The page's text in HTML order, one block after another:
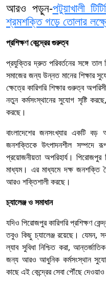
আরও পড়ুন-পটুয়াখালী
শ্রমশক্তি গড়ে তোলার
প্রশিক্ষণ কেন্দ্রের গুরুত্ব
প্রযুক্তির দ্রুত পরিবর্তনের সঙ্গে তাল
সমাজের জন্য উন্নত মানের শিক্ষার
ক্ষেত্রে কারিগরি শিক্ষার গুরুত্ব
নতুন কর্মসংস্থানের সুযোগ সৃষ্টি
করছে।
বাংলাদেশের জনসংখ্যার একটি
জনশক্তিকে উৎপাদনশীল সম্পদে
প্রয়োজনীয়তা অপরিহার্য।
মাধ্যম। এর মাধ্যমে দক্ষ জনশক্তি
আরও শক্তিশালী করছে।
চ্যালেঞ্জ ও সমাধান
যদিও পিরোজপুর কারিগরি প্রশিক্ষণ
তবুও কিছু চ্যালেঞ্জ রয়েছে। যেমন,
ল্যাব সুবিধা নিশ্চিত করা,
জন্য আরও আধুনিক কর্মসংস্থান
কাছে এই কেন্দ্রের সেবা পৌঁছে